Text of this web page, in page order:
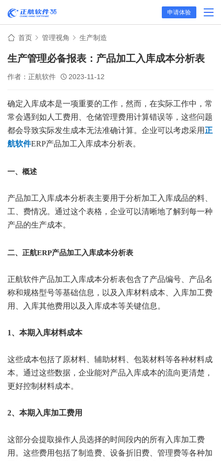
申请体验
首页 管理视角 生产制造
生产管理必备报表：产品加工入库成本分析表
作者：正航软件 2023-11-12
确定入库成本是一项重要的工作，然而，在实际工作中，常
常会遇到如人工费用、仓储管理费用计算错误等，这些问题
都会导致实际发生成本无法准确计算。企业可以考虑采用 正
航软件ERP产品加工入库成本分析表。
一、概述
产品加工入库成本分析表主要用于分析加工入库成品的料、
工、费情况。通过这个表格，企业可以清晰地了解到每一种
产品的生产成本。
二、正航ERP产品加工入库成本分析表
正航软件产品加工入库成本分析表包含了产品编号、产品名
称和规格型号等基础信息，以及入库材料成本、入库加工费
用、入库其他费用以及入库成本等关键信息。
1、本期入库材料成本
这些成本包括了原材料、辅助材料、包装材料等各种材料成
本。通过这些数据，企业能对产品入库成本的流向更清楚，
更好控制材料成本。
2、本期入库加工费用
这部分会提取操作人员选择的时间段内的所有入库加工费
用。这些费用包括了制造费、设备折旧费、管理费等各种加